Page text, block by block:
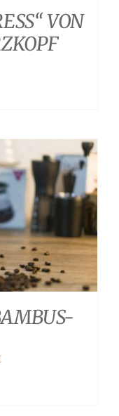
VON
Preisspanne: